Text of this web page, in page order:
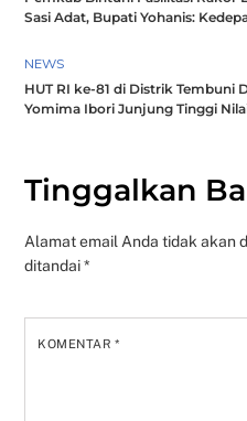
Sasi Adat, Bupati Yohanis:
NEWS
HUT RI ke-81 di Distrik Tembuni
Yomima Ibori Junjung Tinggi
Tinggalkan
Alamat email Anda tidak akan
ditandai*
KOMENTAR*